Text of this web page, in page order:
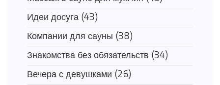
Идеи досуга (43)
Компании для сауны (38)
Знакомства без обязательств (34)
Вечера с девушками (26)